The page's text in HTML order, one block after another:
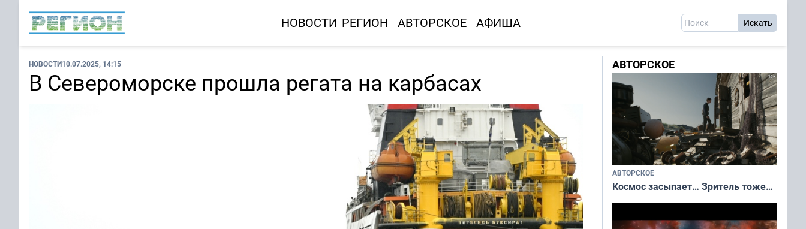
НОВОСТИ РЕГИОН АВТОРСКОЕ АФИША
НОВОСТИ10.07.2025, 14:15
В Североморске прошла регата на карбасах
АВТОРСКОЕ
АВТОРСКОЕ
Космос засыпает… Зритель тоже…